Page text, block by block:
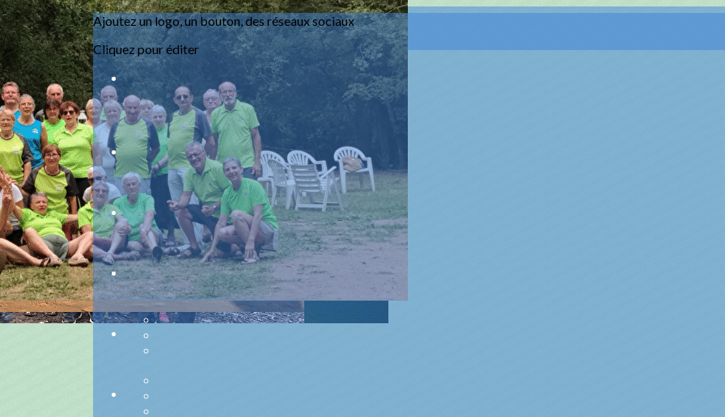
Menu
Ajoutez un logo, un bouton, des réseaux sociaux
Cliquez pour éditer
?>
Images de la page d'accueil
Cliquez pour éditer